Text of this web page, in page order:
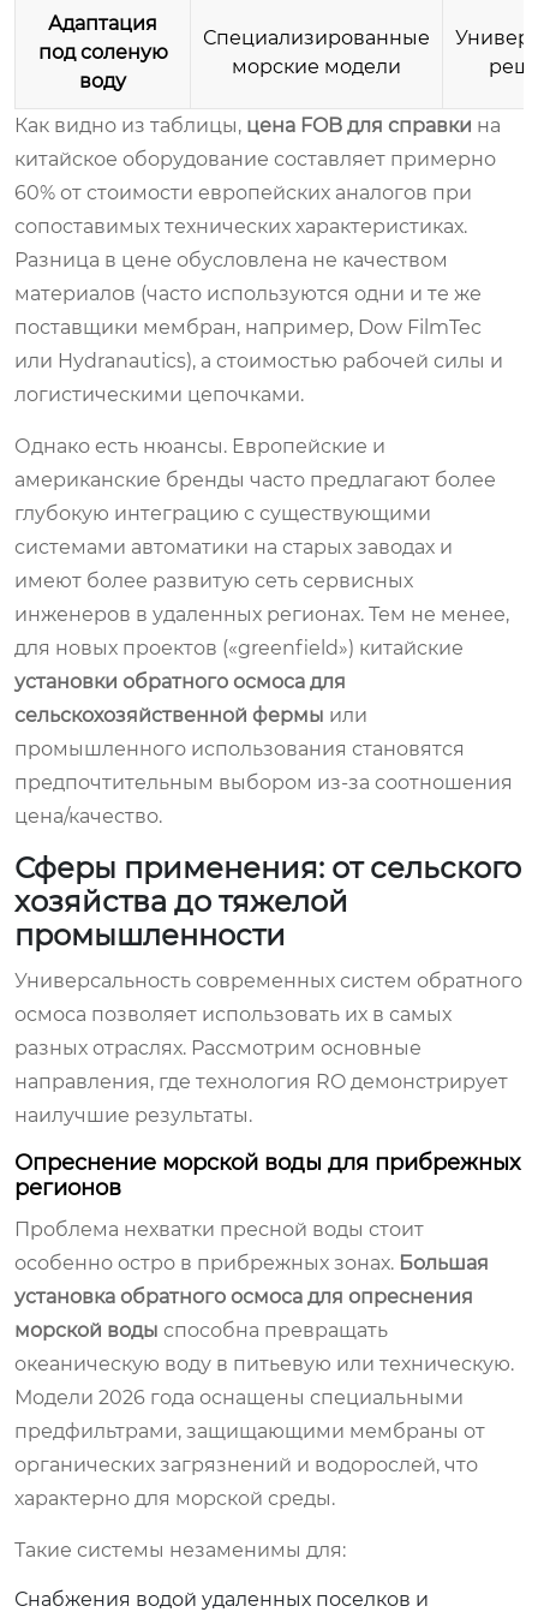
Адаптация
под соленую
воду
Специализированные
морские модели
Как видно из таблицы, цена FOB для справки на
китайское оборудование составляет примерно
60% от стоимости европейских аналогов при
сопоставимых технических характеристиках.
Разница в цене обусловлена не качеством
материалов (часто используются одни и те же
поставщики мембран, например, Dow FilmTec
или Hydranautics), а стоимостью рабочей силы и
логистическими цепочками.
Однако есть нюансы. Европейские и
американские бренды часто предлагают более
глубокую интеграцию с существующими
системами автоматики на старых заводах и
имеют более развитую сеть сервисных
инженеров в удаленных регионах. Тем не менее,
для новых проектов («greenfield») китайские
установки обратного осмоса для
сельскохозяйственной фермы или
промышленного использования становятся
предпочтительным выбором из-за соотношения
цена/качество.
Сферы применения: от сельского
хозяйства до тяжелой
промышленности
Универсальность современных систем обратного
осмоса позволяет использовать их в самых
разных отраслях. Рассмотрим основные
направления, где технология RO демонстрирует
наилучшие результаты.
Опреснение морской воды для прибрежных
регионов
Проблема нехватки пресной воды стоит
особенно остро в прибрежных зонах. Большая
установка обратного осмоса для опреснения
морской воды способна превращать
океаническую воду в питьевую или техническую.
Модели 2026 года оснащены специальными
предфильтрами, защищающими мембраны от
органических загрязнений и водорослей, что
характерно для морской среды.
Такие системы незаменимы для:
Снабжения водой удаленных поселков и